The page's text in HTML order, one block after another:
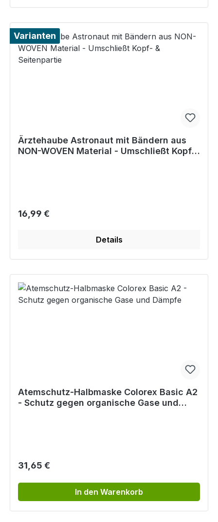
Varianten
Ärztehaube Astronaut mit Bändern aus
NON-WOVEN Material - Umschließt Kopf-
Regulärer Preis:
16,99 €
Details
Atemschutz-Halbmaske Colorex Basic A2
- Schutz gegen organische Gase und
Regulärer Preis:
31,65 €
In den Warenkorb